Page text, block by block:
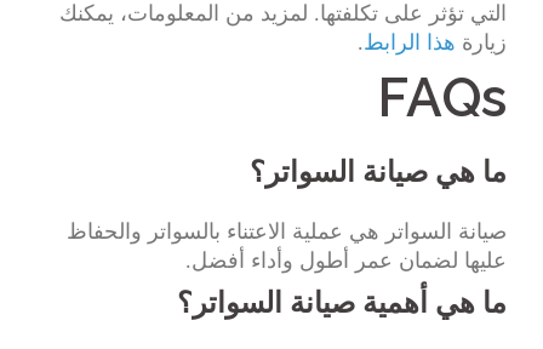
التي تؤثر على تكلفتها. لمزيد من المعلومات، يمكنك
زيارة هذا الرابط.
FAQs
ما هي صيانة السواتر؟
صيانة السواتر هي عملية الاعتناء بالسواتر والحفاظ
عليها لضمان عمر أطول وأداء أفضل.
ما هي أهمية صيانة السواتر؟